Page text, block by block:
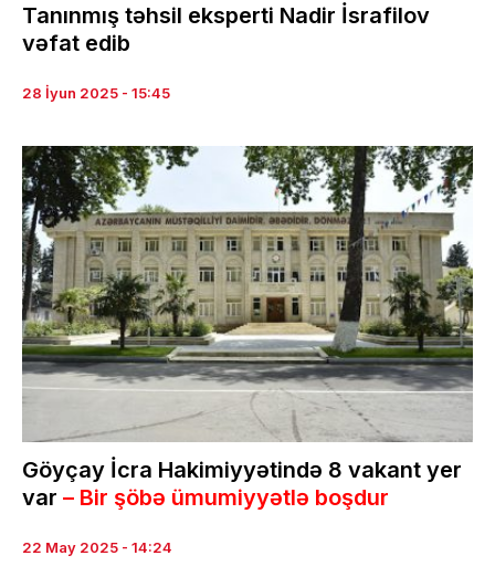
Tanınmış təhsil eksperti Nadir İsrafilov
vəfat edib
28 İyun 2025 - 15:45
Göyçay İcra Hakimiyyətində 8 vakant yer
var – Bir şöbə ümumiyyətlə boşdur
22 May 2025 - 14:24